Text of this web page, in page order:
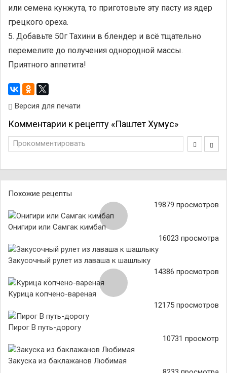
или семена кунжута, то приготовьте эту пасту из ядер
грецкого ореха.
5. Добавьте 50г Тахини в блендер и всё тщательно
перемелите до получения однородной массы.
Приятного аппетита!
Версия для печати
Комментарии к рецепту «Паштет Хумус»
Прокомментировать
Похожие рецепты
19879 просмотров
Онигири или Самгак кимбап
16023 просмотра
Закусочный рулет из лаваша к шашлыку
14386 просмотров
Курица копчено-вареная
12175 просмотров
Пирог В путь-дорогу
10731 просмотр
Закуска из баклажанов Любимая